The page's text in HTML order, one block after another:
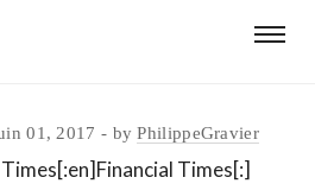
01, 2017 byPhilippeGravier
Times[:]